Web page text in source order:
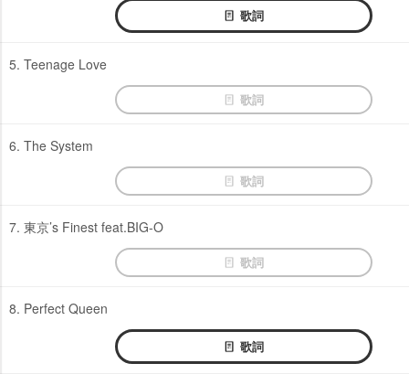
歌詞
5. Teenage Love
歌詞
6. The System
歌詞
7. 東京’s Finest feat.BIG-O
歌詞
8. Perfect Queen
歌詞